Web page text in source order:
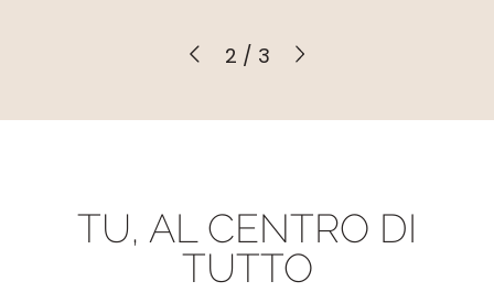
2 / 3
TU, AL CENTRO DI
TUTTO